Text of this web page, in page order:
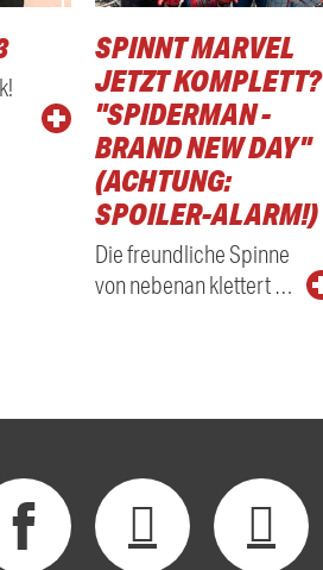
SPINNT MARVEL
JETZT KOMPLETT?
"SPIDERMAN -
BRAND NEW DAY"
(ACHTUNG:
SPOILER-ALARM!)
Die freundliche Spinne
von nebenan klettert …